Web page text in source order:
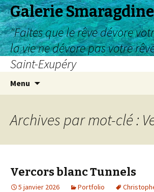
Galerie Smaragdine
"Faites que le rêve dévore
la vie ne dévore pas votre
Saint-Exupéry
Menu
Archives par mot-clé :
Vercors blanc Tunnels
5 janvier 2026 Portfolio